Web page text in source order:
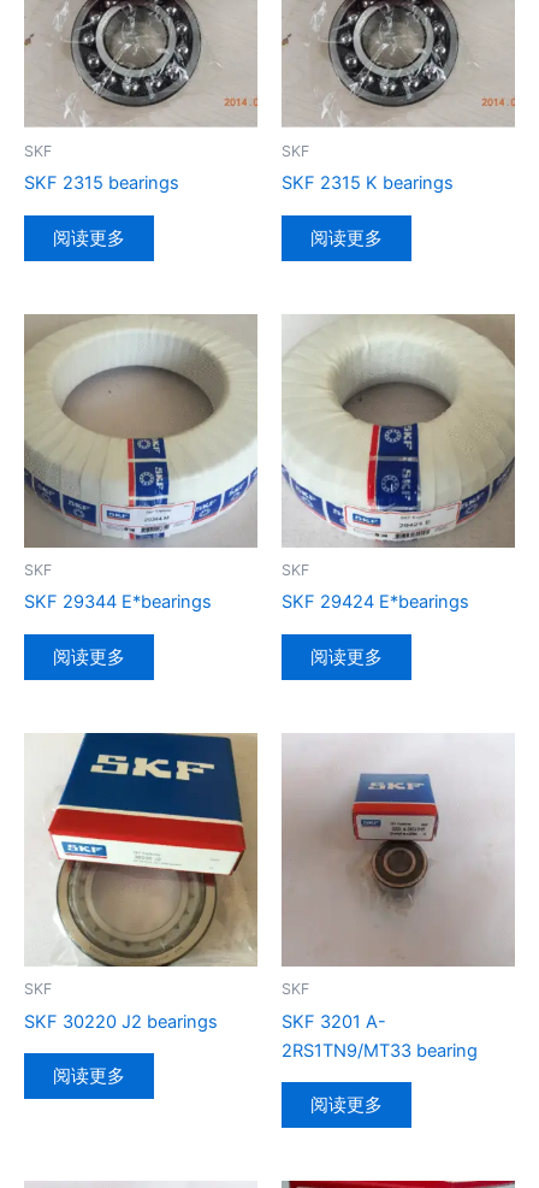
SKF
SKF 2315 bearings
阅读更多
SKF
SKF 2315 K bearings
阅读更多
SKF
SKF 29344 E*bearings
阅读更多
SKF
SKF 29424 E*bearings
阅读更多
SKF
SKF 30220 J2 bearings
阅读更多
SKF
SKF 3201 A-
2RS1TN9/MT33 bearing
阅读更多